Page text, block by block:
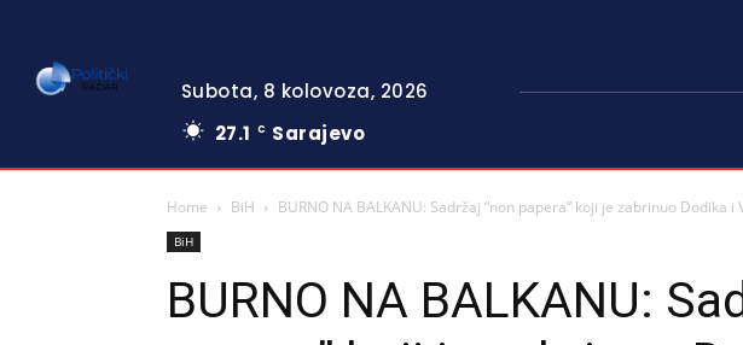
Subota, 8 kolovoza, 2026
27.1
C Sarajevo
Home BiH BURNO NA BALKANU: Sadržaj “non papera” koji je zabrinuo Dodika i
BiH
BURNO NA BALKANU: